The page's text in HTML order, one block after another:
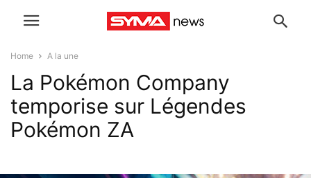
Home A la une
La Pokémon Company
temporise sur Légendes
Pokémon ZA